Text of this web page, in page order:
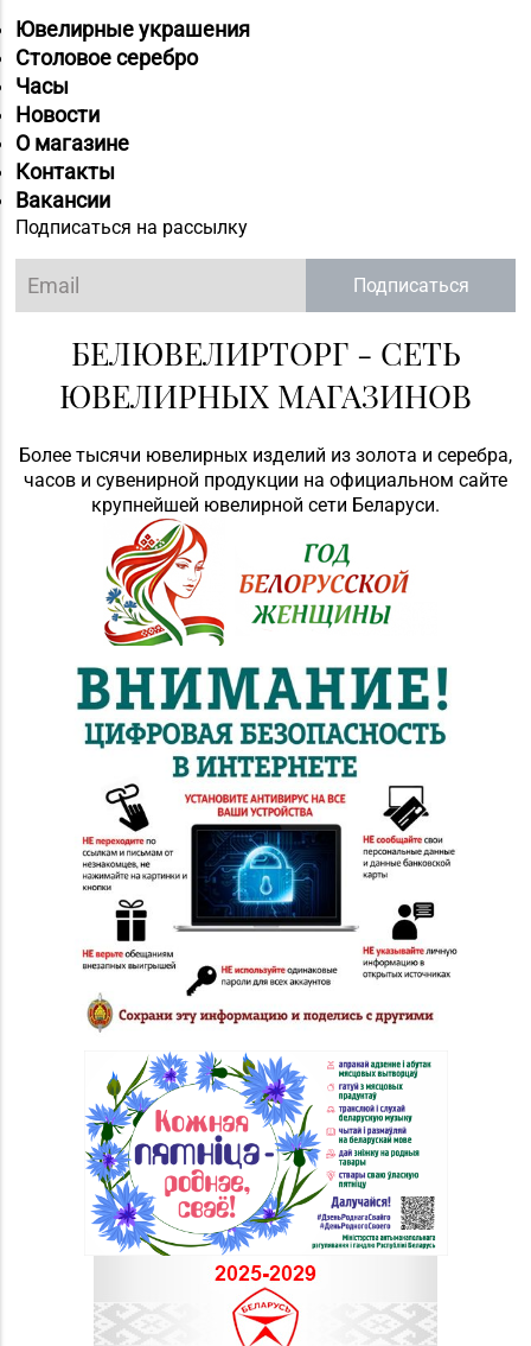
Ювелирные украшения
Столовое серебро
Часы
Новости
О магазине
Контакты
Вакансии
Подписаться на рассылку
Подписаться
БЕЛЮВЕЛИРТОРГ - СЕТЬ
ЮВЕЛИРНЫХ МАГАЗИНОВ
Более тысячи ювелирных изделий из золота и серебра,
часов и сувенирной продукции на официальном сайте
крупнейшей ювелирной сети Беларуси.